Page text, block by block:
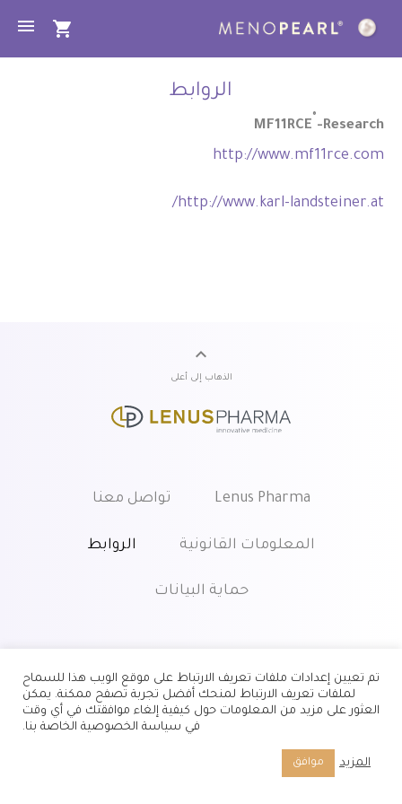
الروابط
MF11RCE
®
-Research
http://www.mf11rce.com
http://www.karl-landsteiner.at/
الذهاب إلى أعلى
Lenus Pharma تواصل معنا
المعلومات القانونية الروابط
حماية البيانات
تم تعيين إعدادات ملفات تعريف الارتباط على موقع الويب هذا للسماح
لملفات تعريف الارتباط لمنحك أفضل تجربة تصفح ممكنة. يمكن
العثور على مزيد من المعلومات حول كيفية إلغاء موافقتك في أي وقت
في سياسة الخصوصية الخاصة بنا.
المزيد موافق